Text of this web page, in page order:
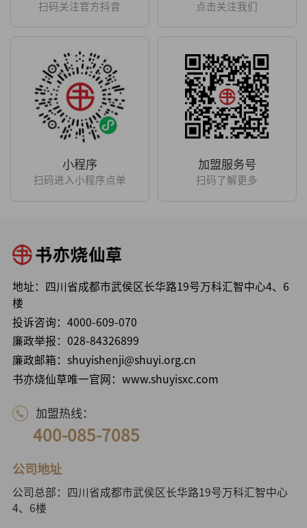
扫码关注官方抖音 点击关注我们
小程序
扫码进入小程序点单
加盟服务号
扫码了解更多
地址：四川省成都市武侯区长华路19号万科汇智中心4、6
楼
投诉咨询： 4000-609-070
廉政举报： 028-84326899
廉政邮箱：shuyishenji@shuyi.org.cn
书亦烧仙草唯一官网：www.shuyisxc.com
加盟热线：
400-085-7085
公司地址
公司总部：四川省成都市武侯区长华路19号万科汇智中心
4、6楼